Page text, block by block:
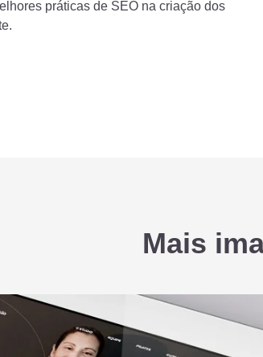
práticas de SEO na criação dos
Mais